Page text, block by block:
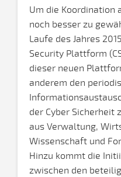
Um die
noch besser zu
Laufe des Jahres
Security Plattform
dieser neuen
anderem den
der Cyber Sicherheit
aus Verwaltung,
Wissenschaft und
Hinzu kommt die
zwischen den